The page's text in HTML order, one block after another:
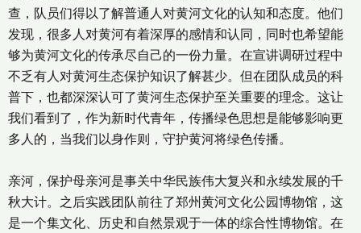
查，队员们得以了解普通人对黄河文化的认知和态度。他们
发现，很多人对黄河有着深厚的感情和认同，同时也希望能
够为黄河文化的传承尽自己的一份力量。在宣讲调研过程中
不乏有人对黄河生态保护知识了解甚少。但在团队成员的科
普下，也都深深认可了黄河生态保护至关重要的理念。这让
我们看到了，作为新时代青年，传播绿色思想是能够影响更
多人的，当我们以身作则，守护黄河将绿色传播。
亲河，保护母亲河是事关中华民族伟大复兴和永续发展的千
秋大计。之后实践团队前往了郑州黄河文化公园博物馆，这
是一个集文化、历史和自然景观于一体的综合性博物馆。在